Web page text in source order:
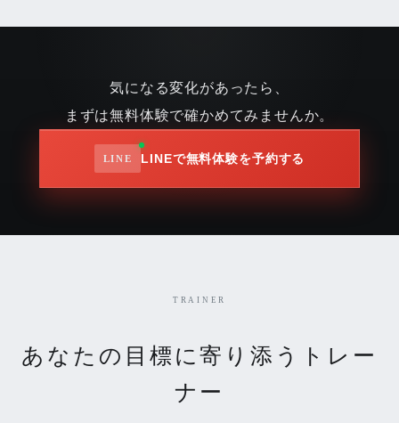
気になる変化があったら、
まずは無料体験で確かめてみませんか。
LINEで無料体験を予約する
TRAINER
あなたの目標に寄り添うトレー
ナー